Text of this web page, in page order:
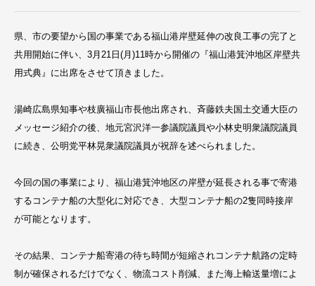
県、市の要望から国の事業である福山港岸壁延伸の改良工事の完了と
共用開始に伴い、3月21日(月)11時から開催の『福山港箕沖地区岸壁共
用式典』に出席をさせて頂きました。
湯崎広島県知事や枝廣福山市長他出席され、斉藤鉄夫国土交通大臣の
メッセージ紹介の後、地元宮沢洋一参議院議員や小林史明衆議院議員
に続き、公明党平林晃衆議院議員が祝辞を述べられました。
今回の国の事業により、福山港箕沖地区の岸壁が延長される事で寄港
するコンテナ船の大型化に対応でき、大型コンテナ船の2隻同時接岸
が可能となります。
その結果、コンテナ船寄港の待ち時間が短縮されコンテナ航路の定時
制が確保されるだけでなく、物流コスト削減、また海上輸送量増によ